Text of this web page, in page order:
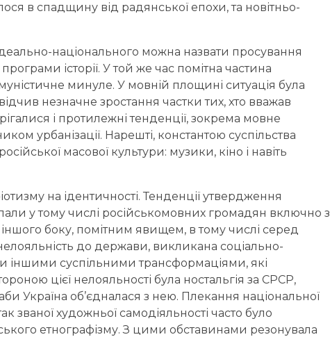
в спадщину від радянської епохи, та новітньо-
національного можна назвати просування
історії. У той же час помітна частина
минуле. У мовній площині ситуація була
незначне зростання частки тих, хто вважав
і протилежні тенденції, зокрема мовне
урбанізації. Нарешті, константою суспільства
масової культури: музики, кіно і навіть
на ідентичності. Тенденції утвердження
у тому числі російськомовних громадян включно з
боку, помітним явищем, в тому числі серед
до держави, викликана соціально-
суспільними трансформаціями, які
цієї нелояльності була ностальгія за СРСР,
Україна об’єдналася з нею. Плекання національної
званої художньої самодіяльності часто було
етнографізму. З цими обставинами резонувала